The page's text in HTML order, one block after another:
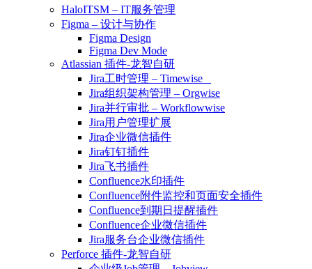
HaloITSM – IT服务管理
Figma – 设计与协作
Figma Design
Figma Dev Mode
Atlassian 插件-龙智自研
Jira工时管理 – Timewise
Jira组织架构管理 – Orgwise
Jira并行审批 – Workflowwise
Jira用户管理扩展
Jira企业微信插件
Jira钉钉插件
Jira飞书插件
Confluence水印插件
Confluence附件监控和页面安全插件
Confluence到期日提醒插件
Confluence企业微信插件
Jira服务台企业微信插件
Perforce 插件-龙智自研